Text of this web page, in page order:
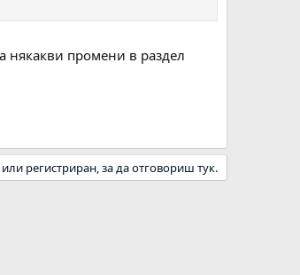
някакви промени в раздел
регистриран, за да отговориш тук.